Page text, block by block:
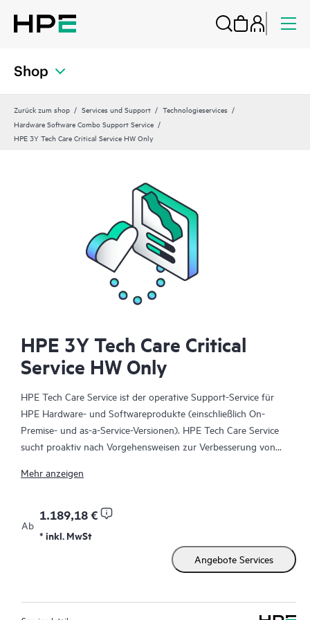
Shop
Zurück zum shop Services und Support
Technologieservices
Hardware Software Combo Support Service
HPE 3Y Tech Care Critical Service HW Only
HPE 3Y Tech Care Critical
Service HW Only
HPE Tech Care Service ist der operative Support-Service für
HPE Hardware- und Softwareprodukte (einschließlich On-
Premise- und as-a-Service-Versionen). HPE Tech Care Service
sucht proaktiv nach Vorgehensweisen zur Verbesserung von
Teams dadurch, das Unternehmen voranzubringen.
HPE Tech Care Service ermöglicht darüber hinaus direkten
Zugang zu produktspezifischen Experten und unterstützt
Kunden durch allgemeine technische Beratung und
Anleitungen nicht nur bei der Risikominimierung, sondern auch
Mehr anzeigen
Ab
1.189,18 €
* inkl. MwSt
Angebote Services